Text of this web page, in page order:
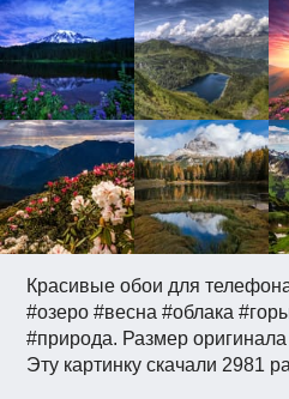
Красивые обои для
#озеро #весна #облака
#природа. Размер
Эту картинку скачали 2981